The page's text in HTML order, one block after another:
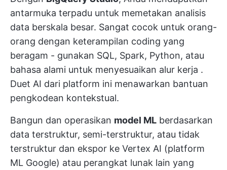
antarmuka terpadu untuk memetakan analisis
data berskala besar. Sangat cocok untuk orang-
orang dengan keterampilan coding yang
beragam - gunakan SQL, Spark, Python, atau
bahasa alami untuk menyesuaikan alur kerja .
Duet AI dari platform ini menawarkan bantuan
pengkodean kontekstual.
Bangun dan operasikan model ML berdasarkan
data terstruktur, semi-terstruktur, atau tidak
terstruktur dan ekspor ke Vertex AI (platform
ML Google) atau perangkat lunak lain yang